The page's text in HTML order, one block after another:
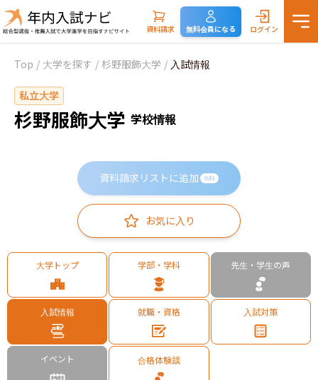
資料請求 無料会員になる ログイン
Top / 大学を探す / 杉野服飾大学 / 入試情報
私立大学
杉野服飾大学 学校情報
資料請求リストに追加 無料
お気に入り
大学トップ 学部・学科 先生・学生の声
入試情報 就職・資格 入試対策
イベント 合格体験談